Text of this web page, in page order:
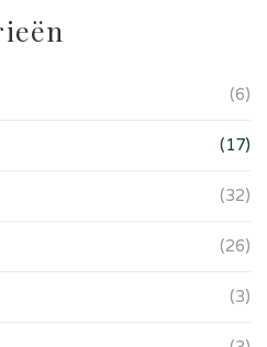
(6)
(17)
(32)
(26)
(3)